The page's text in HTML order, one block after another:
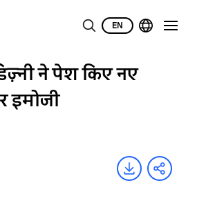
EN
ने पेश किए नए
इमोजी